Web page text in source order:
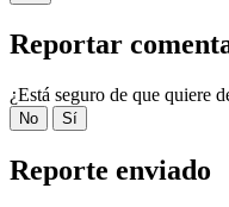
Reportar
¿Está seguro de que quiere
No Sí
Reporte enviado